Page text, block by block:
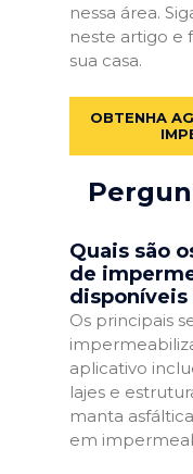
nessa área.
neste artigo e
sua casa.
OBTENHA
Quais são
de
disponíveis
Os principais
aplicativo
lajes e
manta
em